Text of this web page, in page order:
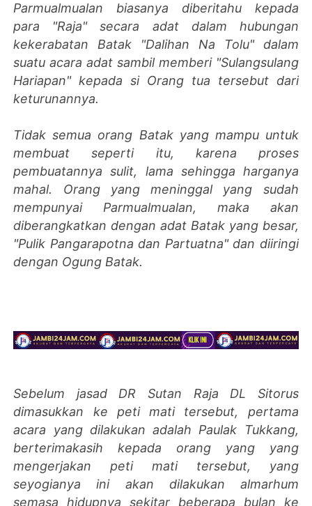
Parmualmualan biasanya diberitahu kepada
para "Raja" secara adat dalam hubungan
kekerabatan Batak "Dalihan Na Tolu" dalam
suatu acara adat sambil memberi "Sulangsulang
Hariapan" kepada si Orang tua tersebut dari
keturunannya.
Tidak semua orang Batak yang mampu untuk
membuat seperti itu, karena proses
pembuatannya sulit, lama sehingga harganya
mahal. Orang yang meninggal yang sudah
mempunyai Parmualmualan, maka akan
diberangkatkan dengan adat Batak yang besar,
"Pulik Pangarapotna dan Partuatna" dan diiringi
dengan Ogung Batak.
Sebelum jasad DR Sutan Raja DL Sitorus
dimasukkan ke peti mati tersebut, pertama
acara yang dilakukan adalah Paulak Tukkang,
berterimakasih kepada orang yang yang
mengerjakan peti mati tersebut, yang
seyogianya ini akan dilakukan almarhum
semasa hidupnya sekitar beberapa bulan ke